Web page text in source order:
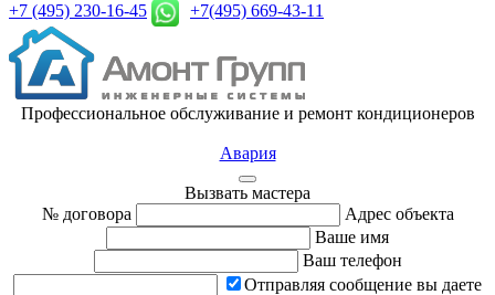
+7 (495) 230-16-45 +7(495) 669-43-11
Профессиональное обслуживание и ремонт кондиционеров
Авария
Вызвать мастера
№ договора
Адрес объекта
Ваше имя
Ваш телефон
Отправляя сообщение вы даете